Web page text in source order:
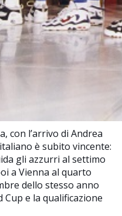
con l’arrivo di Andrea
è subito vincente:
gli azzurri al settimo
a Vienna al quarto
dello stesso anno
e la qualificazione